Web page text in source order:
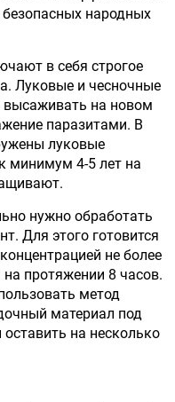
народных
в себя строгое
Луковые и чесночные
высаживать на новом
паразитами. В
луковые
минимум 4-5 лет на
нужно обработать
Для этого готовится
не более
протяжении 8 часов.
метод
материал под
на несколько